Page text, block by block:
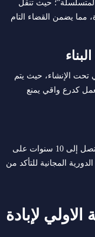
حيث تنقل
مما يضمن القضاء التام
تحت الإنشاء، حيث يتم
كدرع واقي يمنع
توفر الشركة الدولية أقوى فترة ضمان في مصر تصل إلى 10 سنوات على
المجانية للتأكد من
لإبادة